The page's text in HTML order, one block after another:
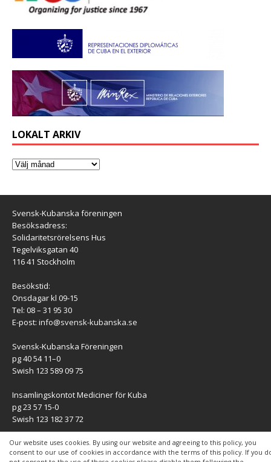
Our website uses cookies. By using our website and agreeing to this policy, you
consent to our use of cookies in accordance with the terms of this policy. If you
LOKALT ARKIV
Svensk-Kubanska föreningen
Besöksadress:
Solidaritetsrörelsens Hus
Tegelviksgatan 40
116 41 Stockholm
Besökstid:
Onsdagar kl 09-15
Tel: 08 – 31 95 30
E-post: info@svensk-kubanska.se
Svensk-Kubanska Föreningen
pg 40 54 11–0
Swish 123 589 09 75
Insamlingskontot Mediciner för Kuba
pg 23 57 15-0
Swish 123 182 37 72
KONTAKT